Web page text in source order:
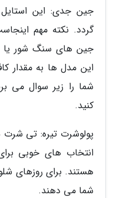
جین جدی: این
گردد. نکته مهم
جین های سنگ شور یا
این مدل ها به
شما را زیر سوال می
کنید.
پولوشرت تیره: تی شرت
انتخاب های خوبی
هستند. برای روزهای
شما می دهند.